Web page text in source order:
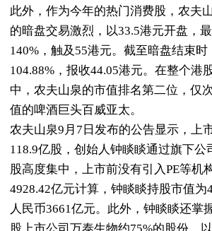
此外，作为今年的热门消费股，农夫
的暗盘交易激烈，以33.5港元开盘，
140%，触及55港元。截至暗盘结束
104.88%，报收44.05港元。在整个港
中，农夫山泉的市值排名第二位，仅
值的啤酒巨头百威亚太。
农夫山泉9月7日发布的公告显示，上
118.9亿股，创始人钟睒睒通过旗下公
股高度集中，上市前没有引入PE等机
4928.42亿元计算，钟睒睒持股市值为
人民币3661亿元。此外，钟睒睒还掌